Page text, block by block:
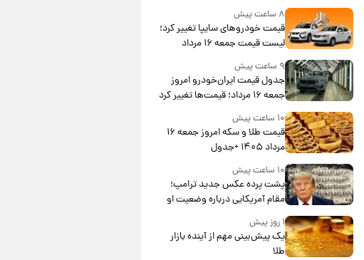
۸ ساعت پیش
قیمت خودروهای سایپا تغییر کرد؛
لیست قیمت جمعه ۱۶ مرداد
۹ ساعت پیش
جدول قیمت ایران‌خودرو امروز
جمعه ۱۶ مرداد؛ قیمت‌ها تغییر کرد
۱۰ ساعت پیش
قیمت طلا و سکه امروز جمعه ۱۶
مرداد ۱۴۰۵ +جدول
۱۰ ساعت پیش
پشت پرده عکس جدید ترامپ؛
مقام آمریکایی درباره وضعیت او
چه گفت؟
۱ روز پیش
یک پیش‌بینی مهم از آینده بازار
طلا